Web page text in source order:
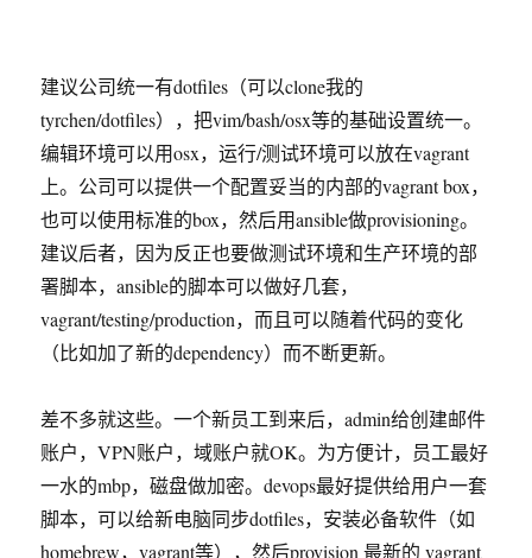
建议公司统一有dotfiles（可以clone我的
tyrchen/dotfiles），把vim/bash/osx等的基础设置统一。
编辑环境可以用osx，运行/测试环境可以放在vagrant
上。公司可以提供一个配置妥当的内部的vagrant box，
也可以使用标准的box，然后用ansible做provisioning。
建议后者，因为反正也要做测试环境和生产环境的部
署脚本，ansible的脚本可以做好几套，
vagrant/testing/production，而且可以随着代码的变化
（比如加了新的dependency）而不断更新。
差不多就这些。一个新员工到来后，admin给创建邮件
账户，VPN账户，域账户就OK。为方便计，员工最好
一水的mbp，磁盘做加密。devops最好提供给用户一套
脚本，可以给新电脑同步dotfiles，安装必备软件（如
homebrew，vagrant等），然后provision 最新的 vagrant